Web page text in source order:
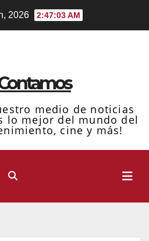
2026 2:47:04 AM
medio de noticias
lo mejor del mundo del
cine y más!